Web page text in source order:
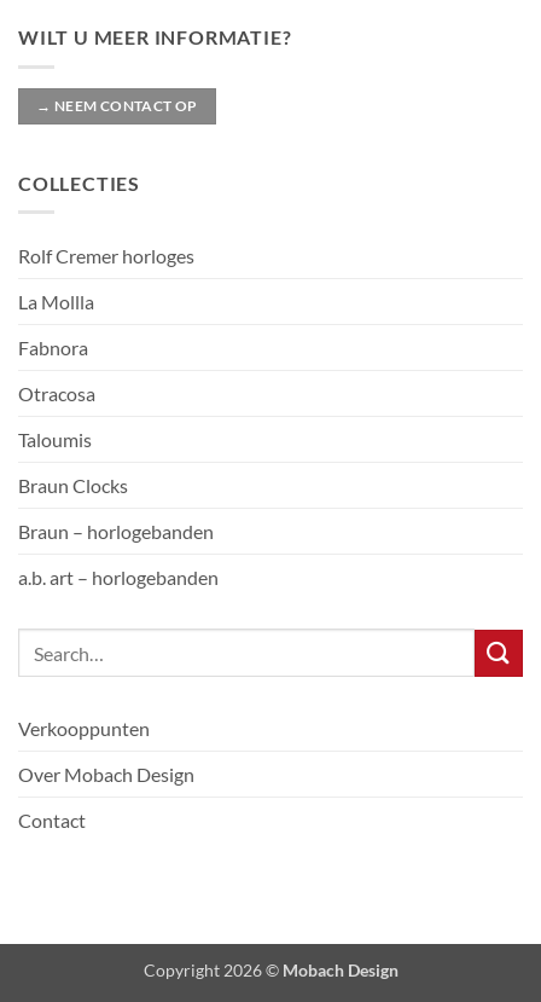
WILT U MEER INFORMATIE?
→ NEEM CONTACT OP
COLLECTIES
Rolf Cremer horloges
La Mollla
Fabnora
Otracosa
Taloumis
Braun Clocks
Braun – horlogebanden
a.b. art – horlogebanden
Verkooppunten
Over Mobach Design
Contact
Copyright 2026 © Mobach Design